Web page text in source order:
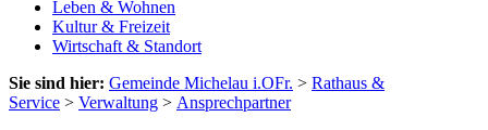
Leben & Wohnen
Kultur & Freizeit
Wirtschaft & Standort
Sie sind hier: Gemeinde Michelau i.OFr. > Rathaus &
Service > Verwaltung > Ansprechpartner